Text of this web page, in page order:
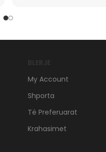
My Account
Shporta
Të Preferuarat
Krahasimet